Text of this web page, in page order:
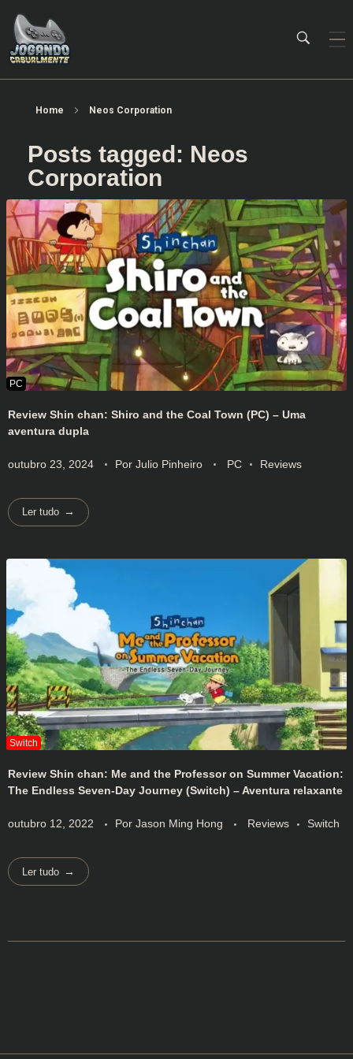
Home Neos Corporation
Posts tagged: Neos
Corporation
Review Shin chan: Shiro and the Coal Town (PC) – Uma
aventura dupla
outubro 23, 2024 Por Julio Pinheiro PC Reviews
Ler tudo
Review Shin chan: Me and the Professor on Summer Vacation:
The Endless Seven-Day Journey (Switch) – Aventura relaxante
outubro 12, 2022 Por Jason Ming Hong Reviews Switch
Ler tudo